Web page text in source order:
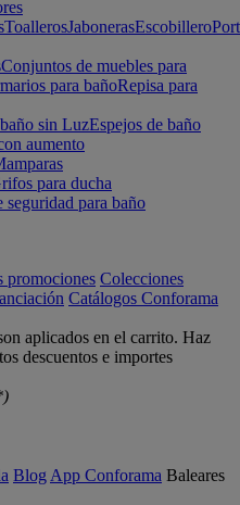
ToallerosJabonerasEscobillero
Conjuntos de muebles para
para bañoRepisa para
sin LuzEspejos de baño
aumento
para ducha
seguridad para baño
promociones Colecciones
Catálogos Conforama
aplicados en el carrito. Haz
descuentos e importes
Blog App Conforama Baleares